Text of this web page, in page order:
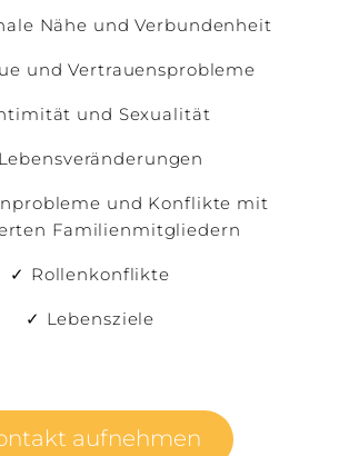
Nähe und Verbundenheit
und Vertrauensprobleme
und Sexualität
und Konflikte mit
Familienmitgliedern
✓ Rollenkonflikte
✓ Lebensziele
aufnehmen